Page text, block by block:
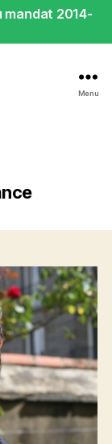
mandat 2014-
Menu